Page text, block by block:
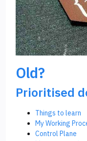
Old?
Prioritised
Things to learn
My Working
Control Plane